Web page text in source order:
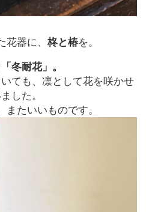
器に、 柊と椿を。
「冬耐花」。
ても、凛として花を咲かせ
した。
たいいものです。